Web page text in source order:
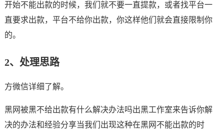
开始不能出款的时候，我们就不要一直提款，或者找平台一
直要求出款，平台不给你出款，你这样他们就会直接限制你
的。
2、处理思路
方微信详细了解。
黑网被黑不给出款有什么解决办法吗出黑工作室来告诉你解
决的办法和经验分享当我们出现这种在黑网不能出款的时